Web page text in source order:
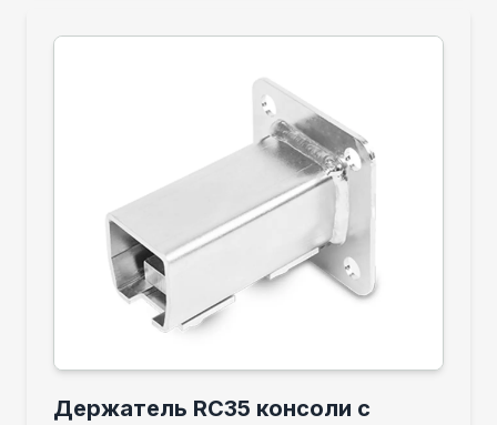
Держатель RC35 консоли с